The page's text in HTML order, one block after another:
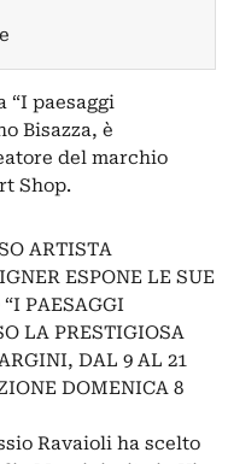
“I paesaggi
Bisazza, è
del marchio
Shop.
ARTISTA
ESPONE LE SUE
PAESAGGI
LA PRESTIGIOSA
DAL 9 AL 21
DOMENICA 8
Ravaioli ha scelto